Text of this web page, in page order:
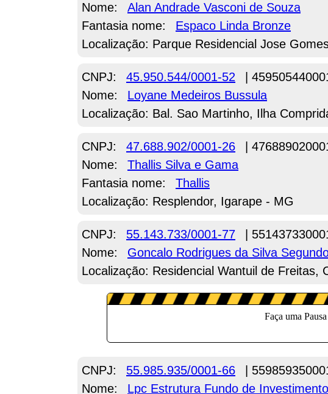
Nome:
Alan Andrade Vasconi de Souza
Fantasia nome:
Espaco Linda Bronze
Localização: Parque Residencial Jose
CNPJ: 45.950.544/0001-52
|
Nome:
Loyane Medeiros Bussula
Localização: Bal. Sao Martinho, Ilha
CNPJ: 47.688.902/0001-26
|
Nome:
Thallis Silva e Gama
Fantasia nome:
Thallis
Localização: Resplendor, Igarape - MG
CNPJ: 55.143.733/0001-77
|
Nome:
Goncalo Rodrigues da Silva
Localização: Residencial Wantuil de Freitas,
CNPJ: 55.985.935/0001-66
|
Nome:
Lpc Estrutura Fundo de